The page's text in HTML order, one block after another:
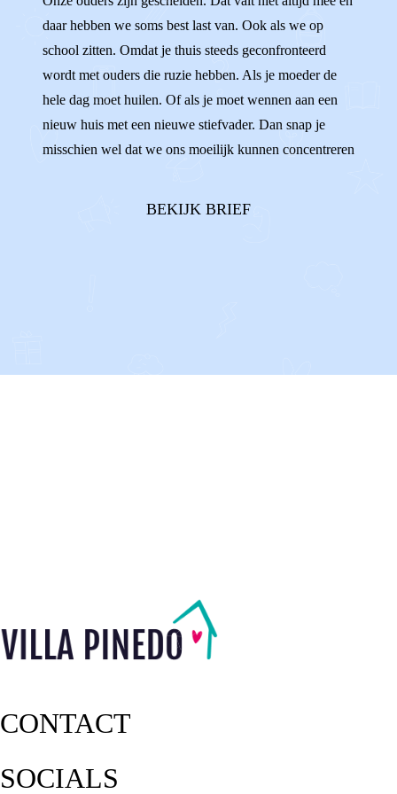
GROEP 7 LUISTEREN
daar hebben we soms best last van. Ook als we op
school zitten. Omdat je thuis steeds geconfronteerd
wordt met ouders die ruzie hebben. Als je moeder de
hele dag moet huilen. Of als je moet wennen aan een
nieuw huis met een nieuwe stiefvader. Dan snap je
misschien wel dat we ons moeilijk kunnen concentreren
BEKIJK BRIEF
CONTACT
SOCIALS